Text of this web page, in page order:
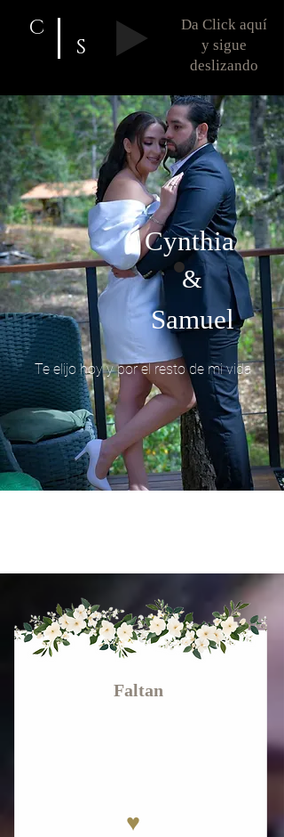
C
S
Da Click aquí
y sigue
deslizando
Cynthia
Samuel
&
Te elijo hoy y por el resto de mi vida
Faltan
♥